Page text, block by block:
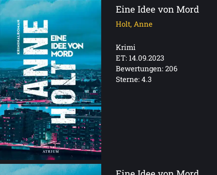
Eine Idee von Mord
Holt, Anne
Krimi
ET: 14.09.2023
Bewertungen: 206
Sterne: 4.3